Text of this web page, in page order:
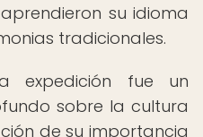
su idioma
tradicionales.
expedición fue un
sobre la cultura
de su importancia